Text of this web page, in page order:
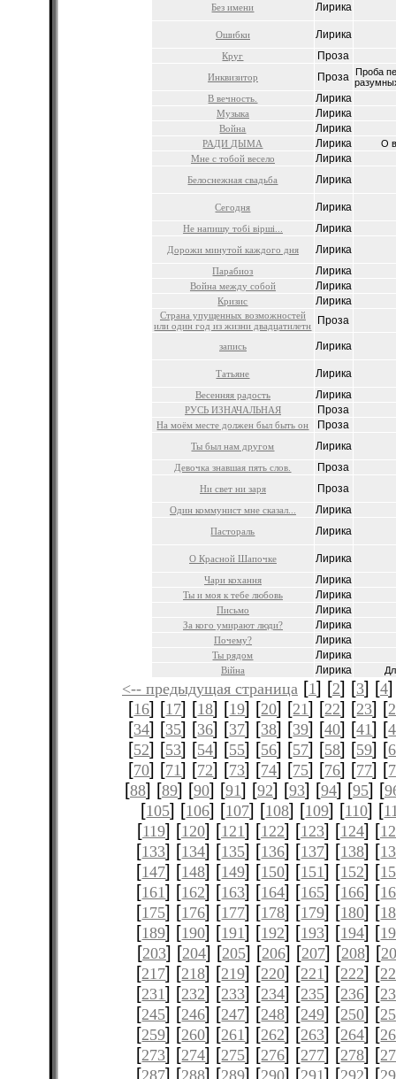
Без имени Лирика
Ошибки Лирика
Круг Проза
Инквизитор Проза Проба
В вечность.
Лирика
Музыка Лирика
Война Лирика
РАДИ ДЫМА Лирика
О
Мне с тобой весело
Лирика
Белоснежная свадьба Лирика
Сегодня Лирика
Не напишу тобі вірші... Лирика
Дорожи минутой каждого дня Лирика
Парабиоз Лирика
Война между собой Лирика
Кризис Лирика
Страна упущенных возможностей
или один год из жизни двадцатилетн
Проза
запись Лирика
Татьяне Лирика
Весенняя радость Лирика
РУСЬ ИЗНАЧАЛЬНАЯ Проза
На моём месте должен был быть он Проза
Ты был нам другом Лирика
Девочка знавшая пять слов. Проза
Ни свет ни заря Проза
Один коммунист мне сказал... Лирика
Пастораль Лирика
О Красной Шапочке Лирика
Чари кохання Лирика
Ты и моя к тебе любовь Лирика
Письмо Лирика
За кого умирают люди? Лирика
Почему? Лирика
Ты рядом Лирика
Війна Лирика
<-- предыдущая страница [1] [2] [3] [4
[16] [17] [18] [19] [20] [21] [22] [23] [
[34] [35] [36] [37] [38] [39] [40] [41] [
[52] [53] [54] [55] [56] [57] [58] [59] [
[70] [71] [72] [73] [74] [75] [76] [77] [
[88] [89] [90] [91] [92] [93] [94] [95] [
[105] [106] [107] [108] [109] [110] [
[119] [120] [121] [122] [123] [124] [
[133] [134] [135] [136] [137] [138] [
[147] [148] [149] [150] [151] [152] [
[161] [162] [163] [164] [165] [166] [
[175] [176] [177] [178] [179] [180] [
[189] [190] [191] [192] [193] [194] [
[203] [204] [205] [206] [207] [208] [
[217] [218] [219] [220] [221] [222] [
[231] [232] [233] [234] [235] [236] [
[245] [246] [247] [248] [249] [250] [
[259] [260] [261] [262] [263] [264] [
[273] [274] [275] [276] [277] [278] [
[287] [288] [289] [290] [291] [292] [